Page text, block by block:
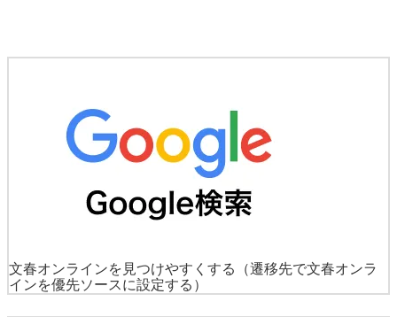
文春オンラインを見つけやすくする
（遷移先で文春オンラ
インを優先ソースに設定する）